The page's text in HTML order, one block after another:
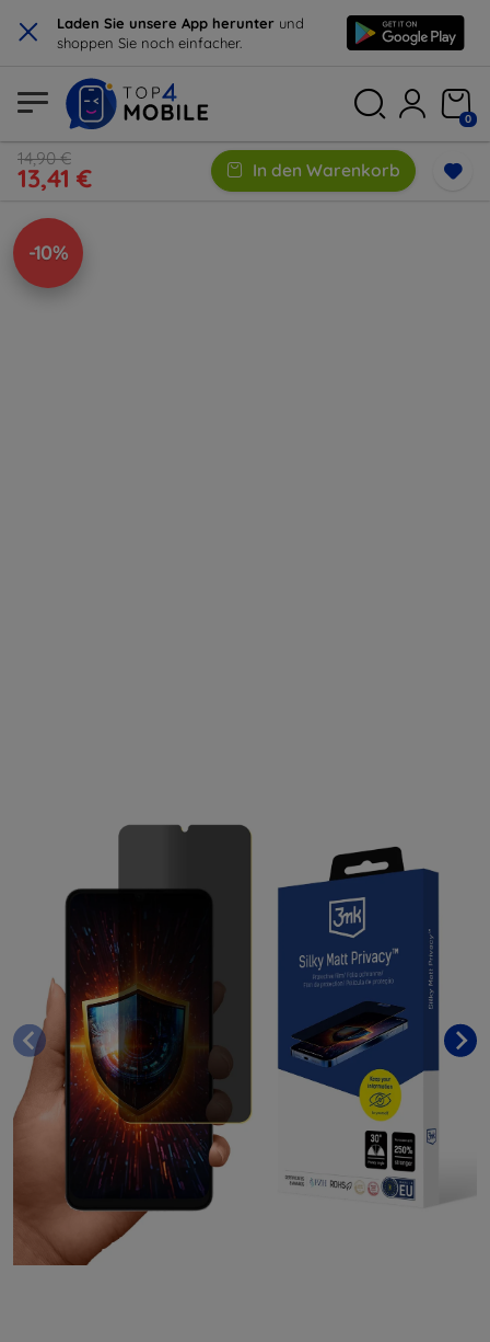
× Laden Sie unsere App herunter und
shoppen Sie noch einfacher.
0
14,90 €
13,41 € In den Warenkorb
-10%